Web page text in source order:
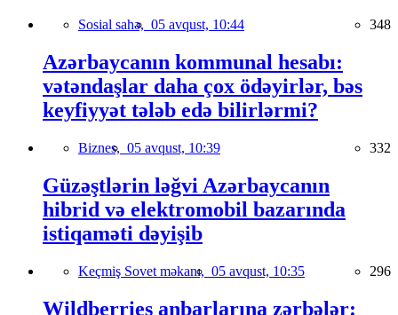
Sosial sahə, 05 avqust, 10:44 348
Azərbaycanın kommunal hesabı:
vətəndaşlar daha çox ödəyirlər, bəs
keyfiyyət tələb edə bilirlərmi?
Biznes, 05 avqust, 10:39 332
Güzəştlərin ləğvi Azərbaycanın
hibrid və elektromobil bazarında
istiqaməti dəyişib
Keçmiş Sovet məkanı, 05 avqust, 10:35 296
Wildberries anbarlarına zərbələr: